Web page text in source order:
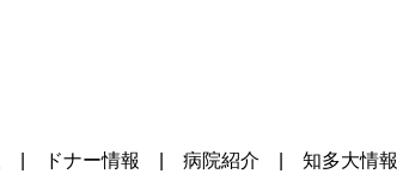
ドナー情報 病院紹介 知多大情報